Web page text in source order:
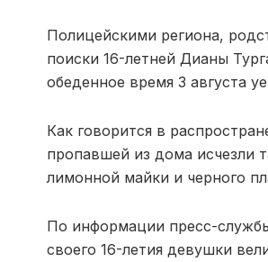
Полицейскими региона,
поиски 16-летней Дианы
обеденное время 3 августа
Как говорится в
пропавшей из дома исчезли
лимонной майки и черного
По информации пресс-
своего 16-летия девушки